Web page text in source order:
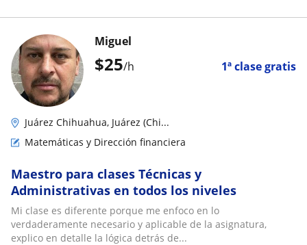
$25/h 1ª clase gratis
Miguel
Juárez Chihuahua, Juárez (Chi...
Matemáticas y Dirección financiera
Maestro para clases Técnicas y
Administrativas en todos los niveles
Mi clase es diferente porque me enfoco en lo
verdaderamente necesario y aplicable de la asignatura,
explico en detalle la lógica detrás de...